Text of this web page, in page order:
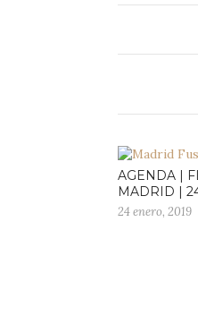
AGENDA |
MADRID |
24 enero, 2019